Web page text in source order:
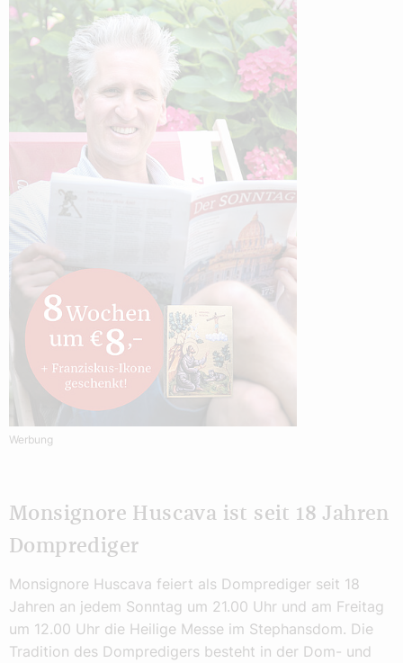
Werbung
Monsignore Huscava ist seit 18 Jahren
Domprediger
Monsignore Huscava feiert als Domprediger seit 18
Jahren an jedem Sonntag um 21.00 Uhr und am Freitag
um 12.00 Uhr die Heilige Messe im Stephansdom. Die
Tradition des Dompredigers besteht in der Dom- und